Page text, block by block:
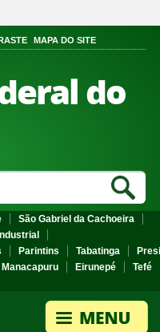
MAPA DO SITE
do
São Gabriel da Cachoeira
Parintins Tabatinga
Manacapuru Eirunepé
Tefé